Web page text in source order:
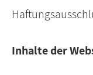
Inhalte der